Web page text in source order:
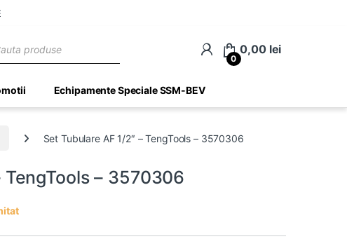
0
0,00 lei
Echipamente Speciale SSM-BEV
Set Tubulare AF 1/2″ – TengTools – 3570306
TengTools – 3570306